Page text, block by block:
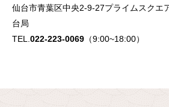
仙台市青葉区中央2-9-27プライムスクエ
台局
TEL. 022-223-0069 （9:00~18:00）